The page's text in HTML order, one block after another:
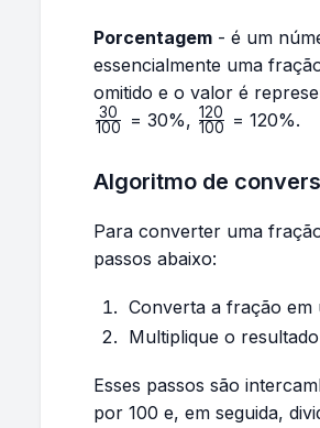
Porcentagem - é um
essencialmente uma
omitido e o valor é
100
30 = 30%, \frac{120}
100
120 = 120%.
Algoritmo de
Para converter uma
passos abaixo:
Converta a fração em
Multiplique o
Esses passos são
por 100 e, em seguida,